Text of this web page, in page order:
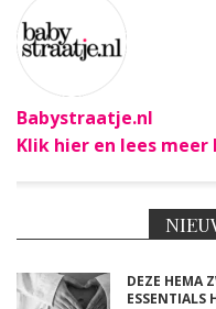
Babystraatje.nl
Klik hier en lees
DEZE HEMA
ESSENTIALS